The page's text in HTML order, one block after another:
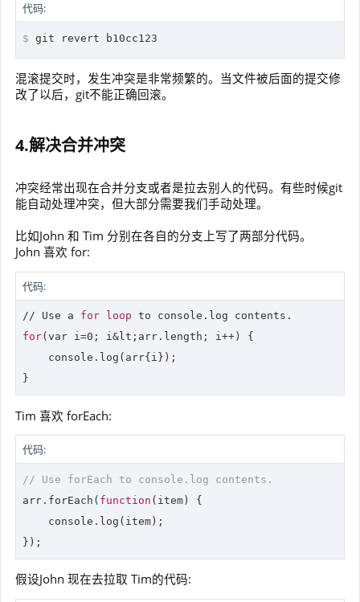
代码:
$ git revert b10cc123
混滚提交时，发生冲突是非常频繁的。当文件被后面的提交修
改了以后，git不能正确回滚。
4.解决合并冲突
冲突经常出现在合并分支或者是拉去别人的代码。有些时候git
能自动处理冲突，但大部分需要我们手动处理。
比如John 和 Tim 分别在各自的分支上写了两部分代码。
John 喜欢 for:
代码:
// Use a for loop to console
for(var i=0 ; i&lt;arr.length; i++) {
console .log(arr{i});
Tim 喜欢 forEach:
代码:
// Use forEach to console.log contents.
arr.forEach( function ( item ) {
console .log(item);
假设John 现在去拉取 Tim的代码: